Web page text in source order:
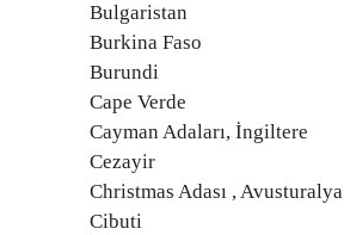
Bulgaristan
Burkina Faso
Burundi
Cape Verde
Cayman Adaları, İngiltere
Cezayir
Christmas Adası , Avusturalya
Cibuti